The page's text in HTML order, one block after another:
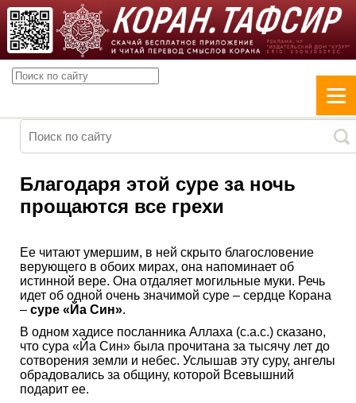
Благодаря этой суре за ночь
прощаются все грехи
Ее читают умершим, в ней скрыто благословение
верующего в обоих мирах, она напоминает об
истинной вере. Она отдаляет могильные муки. Речь
идет об одной очень значимой суре – сердце Корана
– суре «Йа Син».
В одном хадисе посланника Аллаха (с.а.с.) сказано,
что сура «Йа Син» была прочитана за тысячу лет до
сотворения земли и небес. Услышав эту суру, ангелы
обрадовались за общину, которой Всевышний
подарит ее.